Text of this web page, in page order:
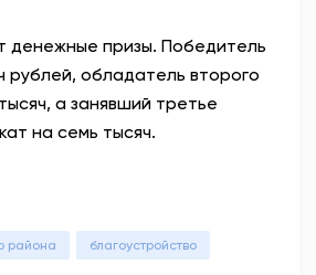
денежные призы. Победитель
рублей, обладатель второго
а занявший третье
на семь тысяч.
района благоустройство